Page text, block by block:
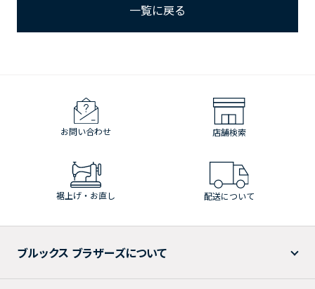
一覧に戻る
お問い合わせ 店舗検索
裾上げ・お直し 配送について
ブルックス ブラザーズについて